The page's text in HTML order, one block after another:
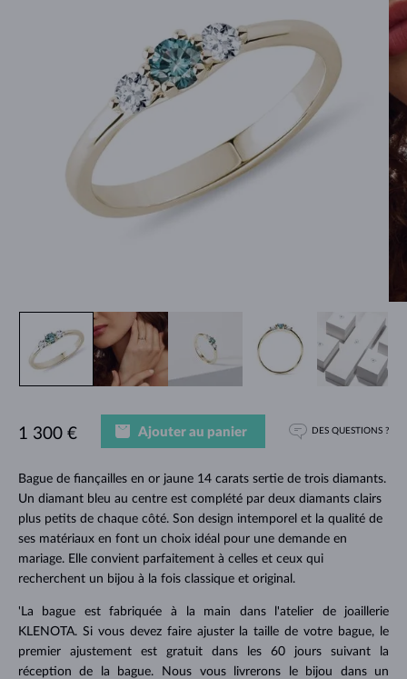
Bague de fiançailles en or jaune 14 carats sertie de trois diamants.
Un diamant bleu au centre est complété par deux diamants clairs
plus petits de chaque côté. Son design intemporel et la qualité de
ses matériaux en font un choix idéal pour une demande en
mariage. Elle convient parfaitement à celles et ceux qui
recherchent un bijou à la fois classique et original.
'La bague est fabriquée à la main dans l'atelier de joaillerie
KLENOTA. Si vous devez faire ajuster la taille de votre bague, le
premier ajustement est gratuit dans les 60 jours suivant la
réception de la bague. Nous vous livrerons le bijou dans un
1 300 € Ajouter au panier DES QUESTIONS ?